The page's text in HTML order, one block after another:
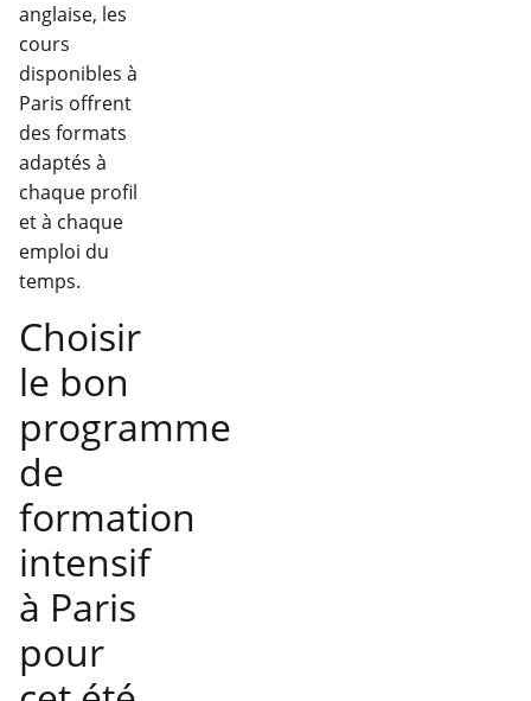
anglaise, les
cours
disponibles à
Paris offrent
des formats
adaptés à
chaque profil
et à chaque
emploi du
temps.
Choisir
le bon
programme
de
formation
intensif
à Paris
pour